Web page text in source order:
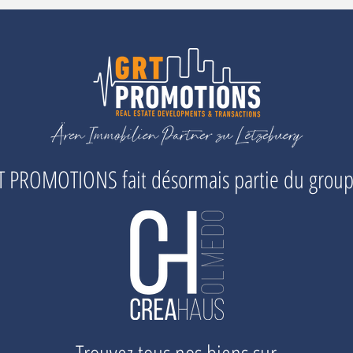
PROMOTIONS fait désormais partie du